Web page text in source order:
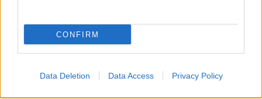
CONFIRM
Data Deletion Data Access Privacy Policy
FORMA-1
Verstappen megszerzéséért